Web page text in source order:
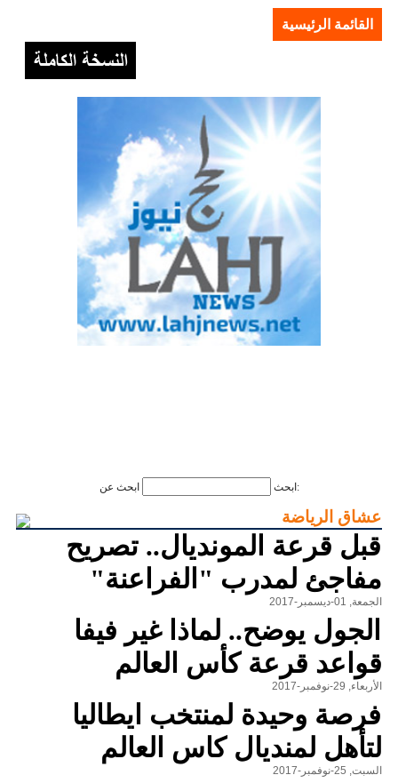
القائمة الرئيسية
ابحث ابحث عن:
عشاق الرياضة
قبل قرعة المونديال.. تصريح
مفاجئ لمدرب "الفراعنة"
الجمعة, 01-ديسمبر-2017
الجول يوضح.. لماذا غير فيفا
قواعد قرعة كأس العالم‎
الأربعاء, 29-نوفمبر-2017
فرصة وحيدة لمنتخب ايطاليا
لتأهل لمنديال كاس العالم
السبت, 25-نوفمبر-2017